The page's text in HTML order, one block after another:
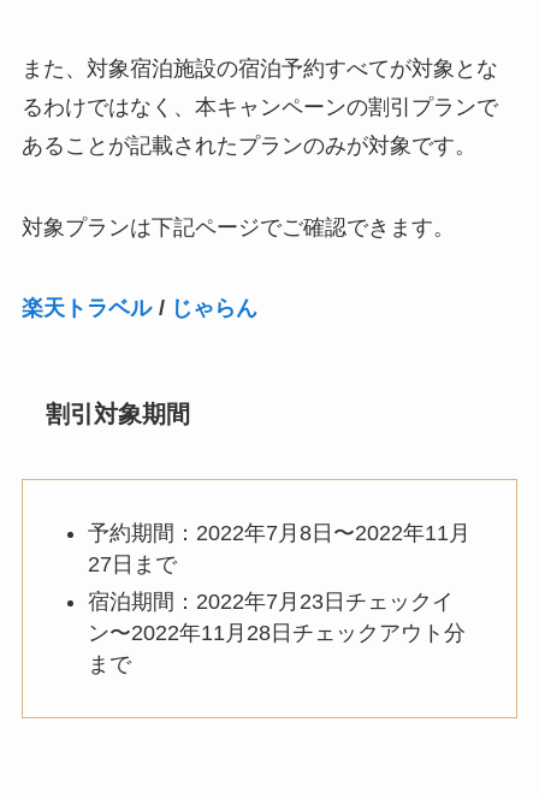
また、対象宿泊施設の宿泊予約すべてが対象とな
るわけではなく、本キャンペーンの割引プランで
あることが記載されたプランのみが対象です。
対象プランは下記ページでご確認できます。
楽天トラベル/ じゃらん
割引対象期間
予約期間：2022年7月8日〜2022年11月
27日まで
宿泊期間：2022年7月23日チェックイ
ン〜2022年11月28日チェックアウト分
まで